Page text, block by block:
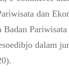
dan
dalam